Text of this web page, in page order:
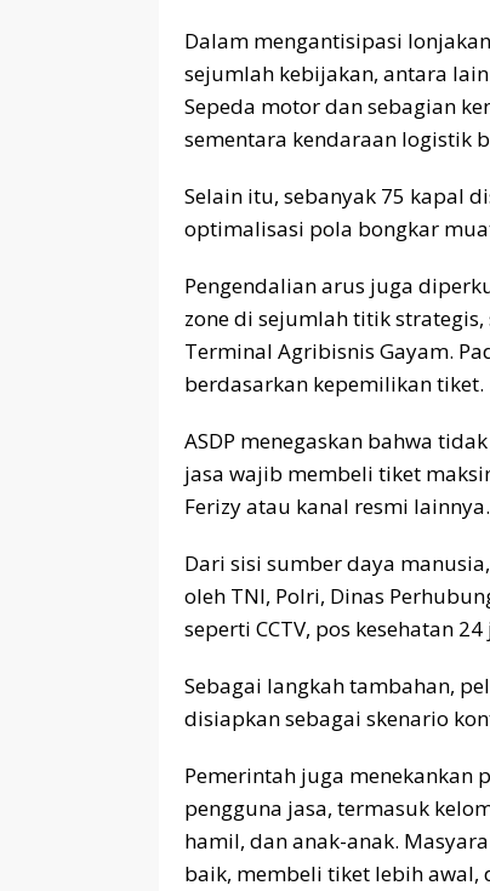
Dalam mengantisipasi
sejumlah kebijakan, antara
Sepeda motor dan sebagian
sementara kendaraan logistik
Selain itu, sebanyak 75 kapal
optimalisasi pola bongkar
Pengendalian arus juga
zone di sejumlah titik strategis,
Terminal Agribisnis Gayam.
berdasarkan kepemilikan tiket.
ASDP menegaskan bahwa
jasa wajib membeli tiket
Ferizy atau kanal resmi lainnya.
Dari sisi sumber daya
oleh TNI, Polri, Dinas
seperti CCTV, pos kesehatan
Sebagai langkah tambahan,
disiapkan sebagai skenario
Pemerintah juga menekankan
pengguna jasa, termasuk
hamil, dan anak-anak.
baik, membeli tiket lebih awal,